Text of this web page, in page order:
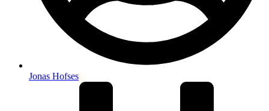
Jonas Hofses